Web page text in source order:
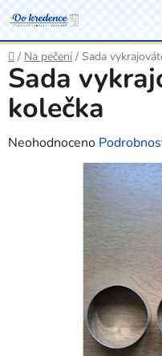
Přejít
na
obsah
Domů
/ Na pečení / Sada
Sada
kolečka
Průměrné
Neohodnoceno